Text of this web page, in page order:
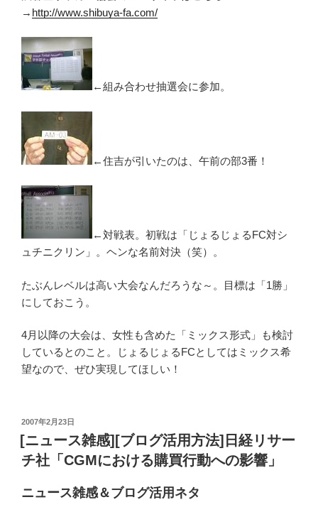
→ http://www.shibuya-fa.com/
←組み合わせ抽選会に参加。
←住吉が引いたのは、午前の部3番！
←対戦表。初戦は「じょるじょるFC対シ
ュチニクリン」。ヘンな名前対決（笑）。
たぶんレベルは高い大会なんだろうな～。目標は「1勝」
にしておこう。
4月以降の大会は、女性も含めた「ミックス形式」も検討
しているとのこと。じょるじょるFCとしてはミックス希
望なので、ぜひ実現してほしい！
投
稿
日:
2007年2月23日
[ニュース雑感][ブログ活用方法]日経リサー
チ社「CGMにおける購買行動への影響」
ニュース雑感＆ブログ活用ネタ